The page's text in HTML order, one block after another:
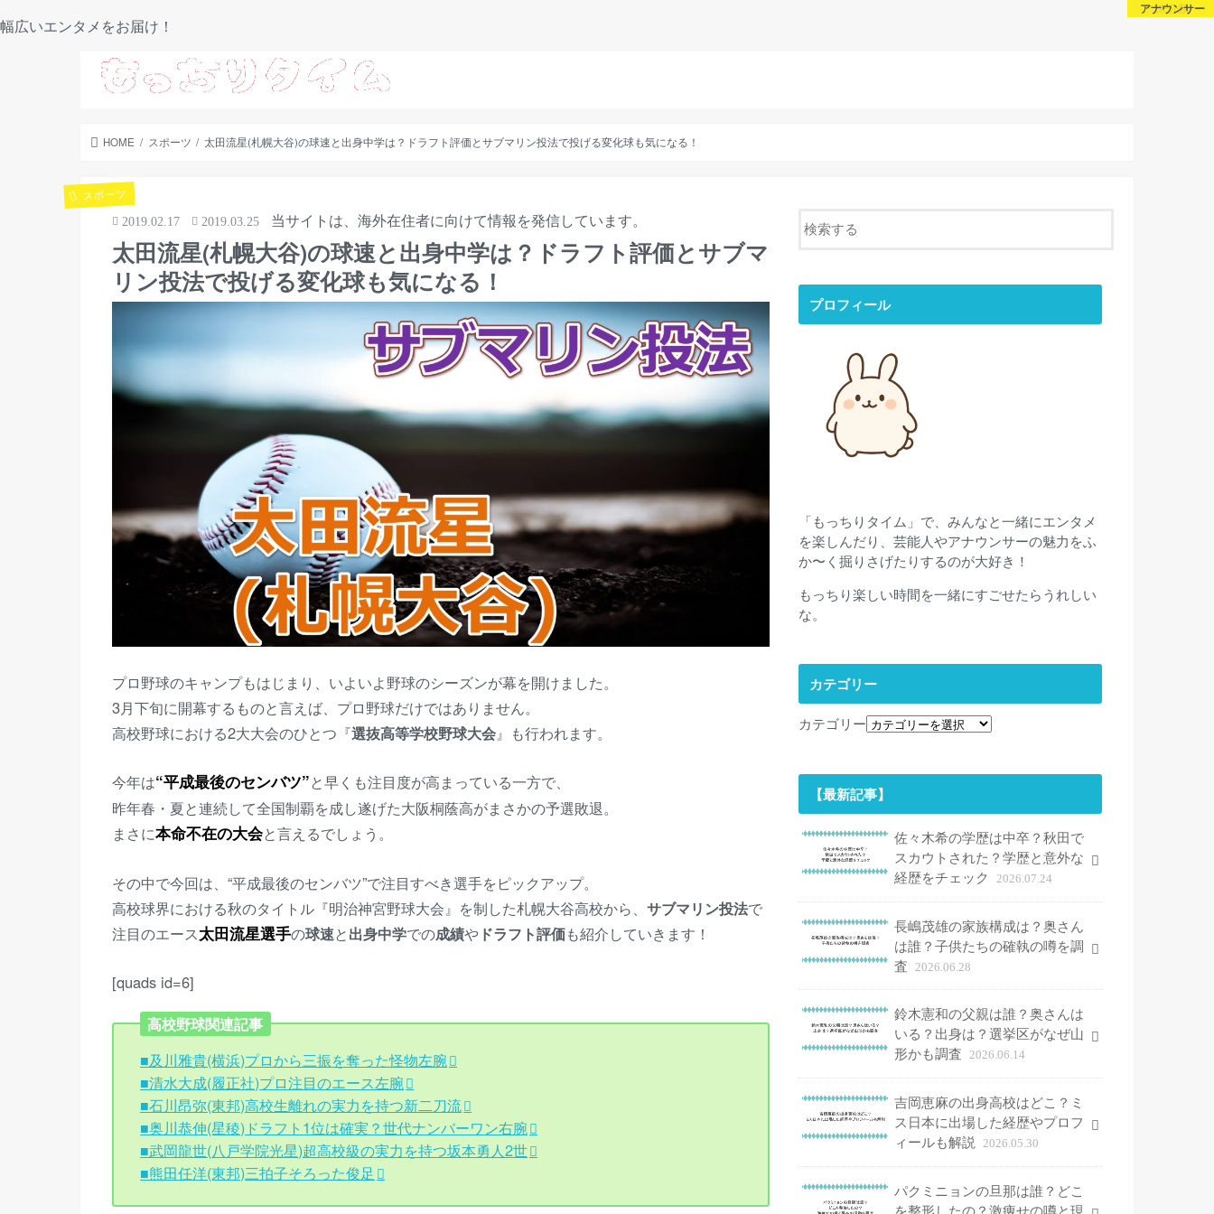
幅広いエンタメをお届け！
HOME スポーツ 太田流星(札幌大谷)の球速と出身中学は？ドラフト評価とサブマリン投法で投げる変化球も気になる！
スポーツ
2019.02.17 2019.03.25 当サイトは、海外在住者に向けて情報を発信しています。
太田流星(札幌大谷)の球速と出身中学は？ドラフト評価とサブマ
リン投法で投げる変化球も気になる！
プロ野球のキャンプもはじまり、いよいよ野球のシーズンが幕を開けました。
3月下旬に開幕するものと言えば、プロ野球だけではありません。
高校野球における2大大会のひとつ『選抜高等学校野球大会』も行われます。
今年は“平成最後のセンバツ”と早くも注目度が高まっている一方で、
昨年春・夏と連続して全国制覇を成し遂げた大阪桐蔭高がまさかの予選敗退。
まさに本命不在の大会と言えるでしょう。
その中で今回は、“平成最後のセンバツ”で注目すべき選手をピックアップ。
高校球界における秋のタイトル『明治神宮野球大会』を制した札幌大谷高校から、 サブマリン投法で
注目のエース太田流星選手の球速と出身中学での成績や ドラフト評価も紹介していきます！
[quads id=6]
高校野球関連記事
■及川雅貴(横浜)プロから三振を奪った怪物左腕
■清水大成(履正社)プロ注目のエース左腕
■石川昂弥(東邦)高校生離れの実力を持つ新二刀流
■奥川恭伸(星稜)ドラフト1位は確実？世代ナンバーワン右腕
■武岡龍世(八戸学院光星)超高校級の実力を持つ坂本勇人2世
■熊田任洋(東邦)三拍子そろった俊足
芸能・スポーツ
芸能・スポーツ
未分類
アナウンサー
プロフィール
「もっちりタイム」で、みんなと一緒にエンタメ
を楽しんだり、芸能人やアナウンサーの魅力をふ
か〜く掘りさげたりするのが大好き！
もっちり楽しい時間を一緒にすごせたらうれしい
な。
カテゴリー
カテゴリー
【最新記事】
佐々木希の学歴は中卒？秋田で
スカウトされた？学歴と意外な
経歴をチェック
2026.07.24
長嶋茂雄の家族構成は？奥さん
は誰？子供たちの確執の噂を調
査
2026.06.28
鈴木憲和の父親は誰？奥さんは
いる？出身は？選挙区がなぜ山
形かも調査 2026.06.14
吉岡恵麻の出身高校はどこ？ミ
ス日本に出場した経歴やプロフ
ィールも解説
2026.05.30
パクミニョンの旦那は誰？どこ
を整形したの？激痩せの噂と現